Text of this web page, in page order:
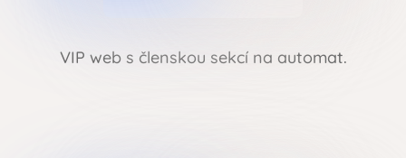
VIP web s členskou sekcí na automat.